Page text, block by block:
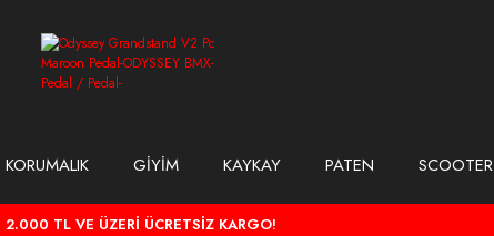
KORUMALIK GİYİM KAYKAY PATEN SCOOTER
2.000 TL VE ÜZERİ ÜCRETSİZ KARGO!